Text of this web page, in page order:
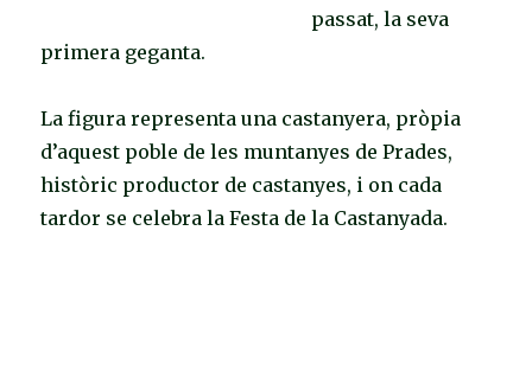
passat, la seva
primera geganta.
La figura representa una castanyera, pròpia
d’aquest poble de les muntanyes de Prades,
històric productor de castanyes, i on cada
tardor se celebra la Festa de la Castanyada.